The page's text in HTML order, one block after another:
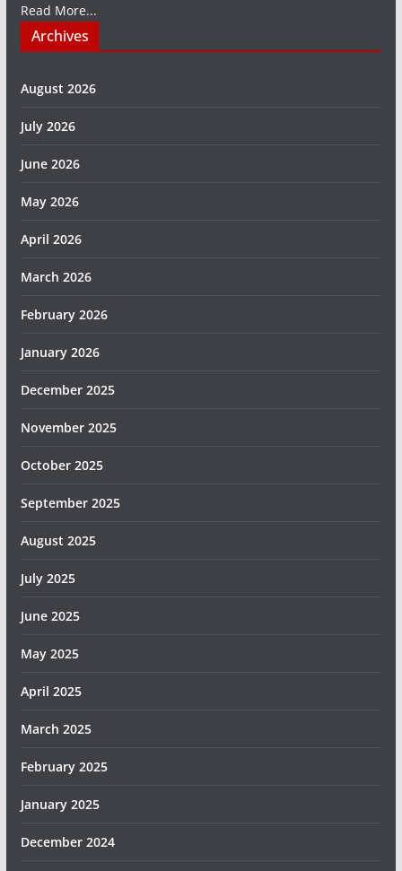
Read More...
Archives
August 2026
July 2026
June 2026
May 2026
April 2026
March 2026
February 2026
January 2026
December 2025
November 2025
October 2025
September 2025
August 2025
July 2025
June 2025
May 2025
April 2025
March 2025
February 2025
January 2025
December 2024